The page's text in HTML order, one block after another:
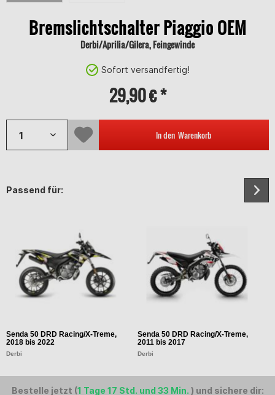
Bremslichtschalter Piaggio OEM
Derbi/Aprilia/Gilera, Feingewinde
Sofort versandfertig!
29,90 € *
In den Warenkorb
Passend für:
Senda 50 DRD Racing/X-Treme,
2018 bis 2022
Derbi
Senda 50 DRD Racing/X-Treme,
2011 bis 2017
Derbi
Bestelle jetzt (1 Tage 17 Std. und 33 Min. ) und sichere dir: